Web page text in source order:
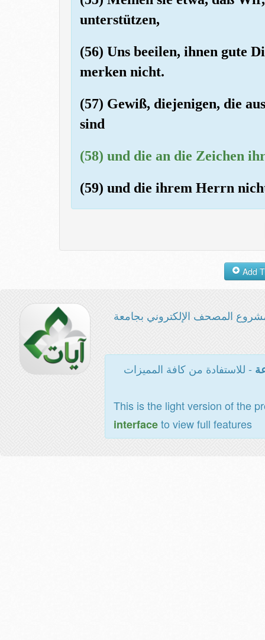
unterstützen,
(56) Uns beeilen, ihnen gute
merken nicht.
(57) Gewiß, diejenigen, die
sind
(58) und die an die Zeichen
(59) und die ihrem Herrn
المصحف الإلكتروني بجامعة
- للاستفادة من كافة المميزات
This is the light version of the
interfaceto view full features